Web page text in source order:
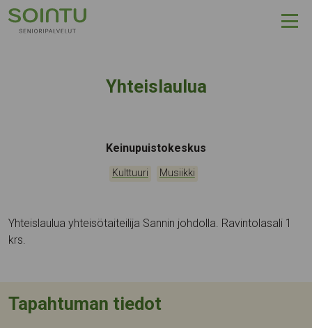
Hyppää sisältöön
Yhteislaulua
Tapahtumapaikka:
Keinupuistokeskus
Kategoriat:
Kulttuuri Musiikki
Yhteislaulua yhteisötaiteilija Sannin johdolla. Ravintolasali 1
krs.
Tapahtuman tiedot